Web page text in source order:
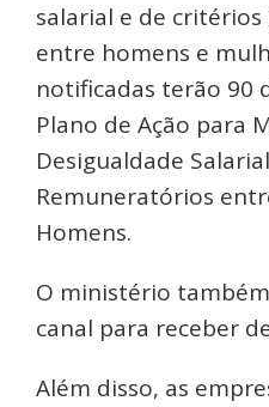
salarial e de
entre homens e
notificadas terão 90
Plano de Ação para
Desigualdade
Remuneratórios
Homens.
O ministério
canal para receber
Além disso, as